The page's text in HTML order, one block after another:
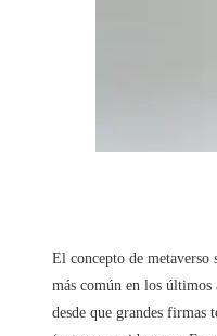
El concepto de metaverso
más común en los últimos
desde que grandes firmas